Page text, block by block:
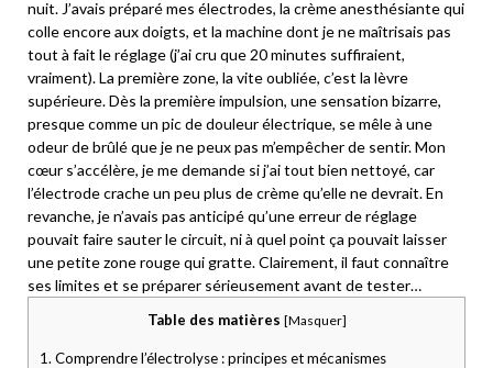
nuit. J’avais préparé mes électrodes, la crème anesthésiante qui
colle encore aux doigts, et la machine dont je ne maîtrisais pas
tout à fait le réglage (j’ai cru que 20 minutes suffiraient,
vraiment). La première zone, la vite oubliée, c’est la lèvre
supérieure. Dès la première impulsion, une sensation bizarre,
presque comme un pic de douleur électrique, se mêle à une
odeur de brûlé que je ne peux pas m’empêcher de sentir. Mon
cœur s’accélère, je me demande si j’ai tout bien nettoyé, car
l’électrode crache un peu plus de crème qu’elle ne devrait. En
revanche, je n’avais pas anticipé qu’une erreur de réglage
pouvait faire sauter le circuit, ni à quel point ça pouvait laisser
une petite zone rouge qui gratte. Clairement, il faut connaître
ses limites et se préparer sérieusement avant de tester…
Table des matières [Masquer]
1. Comprendre l’électrolyse : principes et mécanismes